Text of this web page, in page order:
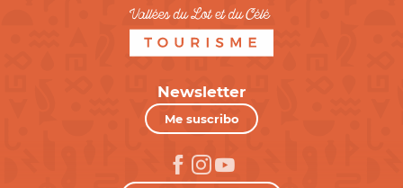
Newsletter
Me suscribo